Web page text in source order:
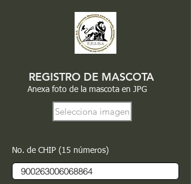
REGISTRO DE MASCOTA
Anexa foto de la mascota en JPG
Selecciona imagen
No. de CHIP (15 números)